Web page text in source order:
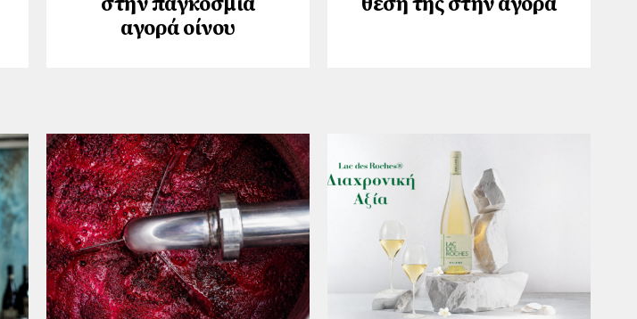
αγορά οίνου